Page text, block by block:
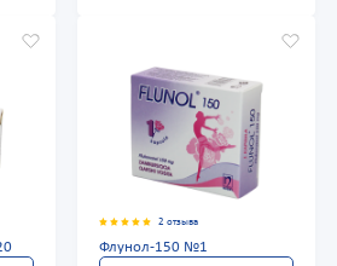
2 отзыва
Флунол-150 №1